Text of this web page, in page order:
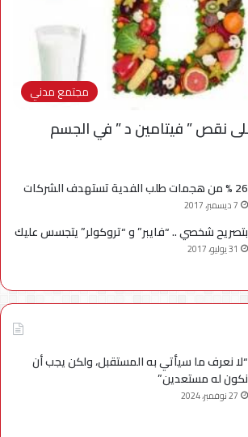
مجتمع مدني
26 % من هجمات طلب الفدية تستهدف الشركات
7 ديسمبر، 2017
بتصريح شخصي .. “فايبر” و “تروكولر” يتجسس عليك
31 يوليو، 2017
“لا نعرف ما سيأتي به المستقبل، ولكن يجب أن
نكون له مستعدين”
27 نوفمبر، 2024